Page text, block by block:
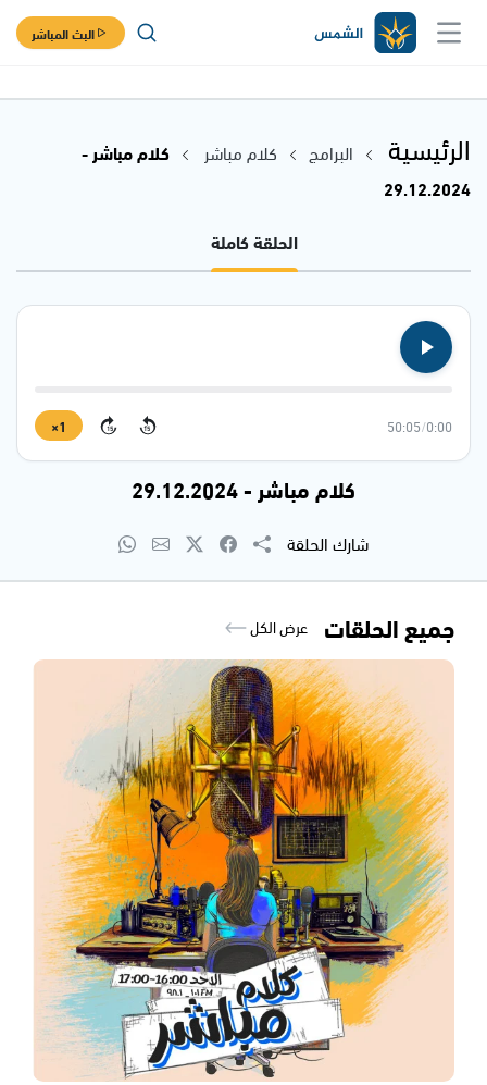
البث المباشر
الرئيسية البرامج كلام مباشر
كلام مباشر -
29.12.2024
الحلقة كاملة
0:00
/
50:05
15
15
1×
كلام مباشر - 29.12.2024
شارك الحلقة
جميع الحلقات عرض الكل